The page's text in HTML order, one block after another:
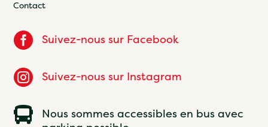
Contact
 Suivez-nous sur Facebook
 Suivez-nous sur Instagram

Nous sommes accessibles en bus avec